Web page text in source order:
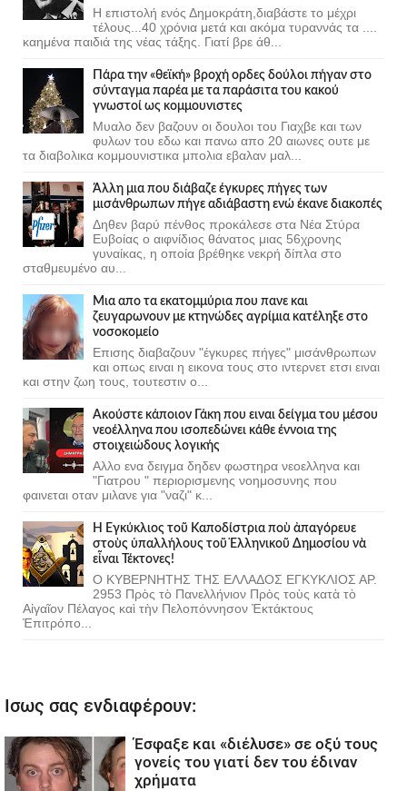
Η επιστολή ενός Δημοκράτη,διαβάστε το μέχρι
τέλους...40 χρόνια μετά και ακόμα τυραννάς τα ....
καημένα παιδιά της νέας τάξης. Γιατί βρε άθ...
Πάρα την «θεϊκή» βροχή ορδες δούλοι πήγαν στο
σύνταγμα παρέα με τα παράσιτα του κακού
γνωστοί ως κομμουνιστες
Μυαλο δεν βαζουν οι δουλοι του Γιαχβε και των
φυλων του εδω και πανω απο 20 αιωνες ουτε με
τα διαβολικα κομμουνιστικα μπολια εβαλαν μαλ...
Άλλη μια που διάβαζε έγκυρες πήγες των
μισάνθρωπων πήγε αδιάβαστη ενώ έκανε διακοπές
Δηθεν βαρύ πένθος προκάλεσε στα Νέα Στύρα
Ευβοίας ο αιφνίδιος θάνατος μιας 56χρονης
γυναίκας, η οποία βρέθηκε νεκρή δίπλα στο
σταθμευμένο αυ...
Μια απο τα εκατομμύρια που πανε και
ζευγαρωνουν με κτηνώδες αγρίμια κατέληξε στο
νοσοκομείο
Επισης διαβαζουν "έγκυρες πήγες" μισάνθρωπων
και οπως ειναι η εικονα τους στο ιντερνετ ετσι ειναι
και στην ζωη τους, τουτεστιν ο...
Ακούστε κάποιον Γάκη που ειναι δείγμα του μέσου
νεοέλληνα που ισοπεδώνει κάθε έννοια της
στοιχειώδους λογικής
Αλλο ενα δειγμα δηδεν φωστηρα νεοελληνα και
"Γιατρου " περιορισμενης νοημοσυνης που
φαινεται οταν μιλανε για "ναζι" κ...
Ἡ Ἐγκύκλιος τοῦ Καποδίστρια ποὺ ἀπαγόρευε
στοὺς ὑπαλλήλους τοῦ Ἑλληνικοῦ Δημοσίου νὰ
εἶναι Τέκτονες!
Ο ΚΥΒΕΡΝΗΤΗΣ ΤΗΣ ΕΛΛΑΔΟΣ ΕΓΚΥΚΛΙΟΣ ΑΡ.
2953 Πρὸς τὸ Πανελλήνιον Πρὸς τοὺς κατὰ τὸ
Αἰγαῖον Πέλαγος καὶ τὴν Πελοπόννησον Ἐκτάκτους
Ἐπιτρόπο...